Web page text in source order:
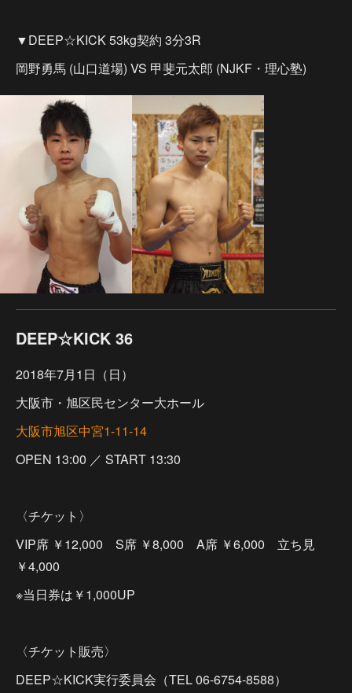
▼DEEP☆KICK 53kg契約 3分3R
岡野勇馬 (山口道場) VS 甲斐元太郎 (NJKF・理心塾)
DEEP☆KICK 36
2018年7月1日（日）
大阪市・旭区民センター大ホール
大阪市旭区中宮1-11-14
OPEN 13:00 ／ START 13:30
〈チケット〉
VIP席 ￥12,000 S席 ￥8,000 A席 ￥6,000 立ち見
￥4,000
※当日券は￥1,000UP
〈チケット販売〉
DEEP☆KICK実行委員会（TEL 06-6754-8588）